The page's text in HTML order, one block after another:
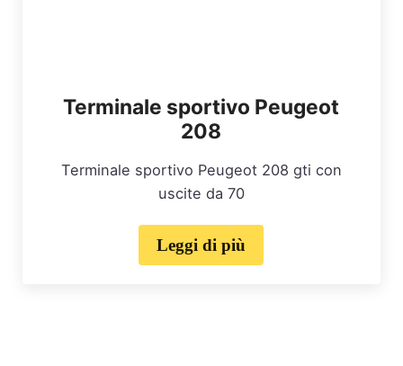
Terminale sportivo Peugeot
208
Terminale sportivo Peugeot 208 gti con
uscite da 70
Leggi di piùTerminale sportivo